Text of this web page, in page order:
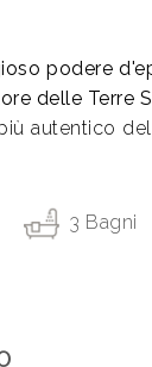
podere
delle Terre
autentico
complessiva
una rinomata
una
3 Bagni